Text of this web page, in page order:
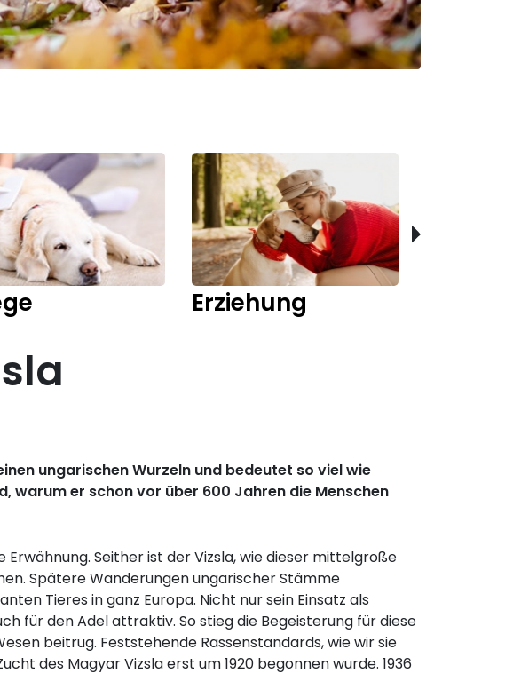
Erziehung
ungarischen Wurzeln und bedeutet so viel wie
warum er schon vor über 600 Jahren die Menschen
Seither ist der Vizsla, wie dieser mittelgroße
Spätere Wanderungen ungarischer Stämme
Tieres in ganz Europa. Nicht nur sein Einsatz als
für den Adel attraktiv. So stieg die Begeisterung für diese
beitrug. Feststehende Rassenstandards, wie wir sie
des Magyar Vizsla erst um 1920 begonnen wurde. 1936